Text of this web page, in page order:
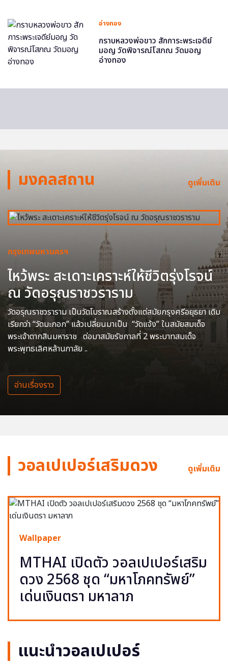
อ่างทอง
กราบหลวงพ่อขาว สักการะพระเจดีย์
มอญ วัดพิจารณ์โสภณ วัดมอญ
อ่างทอง
มงคลสถาน ดูเพิ่มเติม
กรุงเทพมหานครฯ
ไหว้พระ สะเดาะเคราะห์ให้ชีวิตรุ่งโรจน์
ณ วัดอรุณราชวราราม
วัดอรุณราชวราราม เป็นวัดโบราณสร้างตั้งแต่สมัยกรุงศรีอยุธยา เดิม
เรียกว่า “วัดมะกอก” แล้วเปลี่ยนมาเป็น “วัดแจ้ง” ในสมัยสมเด็จ
พระเจ้าตากสินมหาราช ต่อมาสมัยรัชกาลที่ 2 พระบาทสมเด็จ
พระพุทธเลิศหล้านภาลัย ..
อ่านเรื่องราว
วอลเปเปอร์เสริมดวง ดูเพิ่มเติม
Wallpaper
MTHAI เปิดตัว วอลเปเปอร์เสริม
ดวง 2568 ชุด “มหาโภคทรัพย์”
เด่นเงินตรา มหาลาภ
แนะนำวอลเปเปอร์